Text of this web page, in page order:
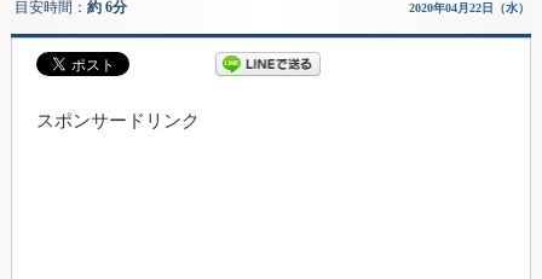
目安時間： 約 6分 2020年04月22日（水）
スポンサードリンク